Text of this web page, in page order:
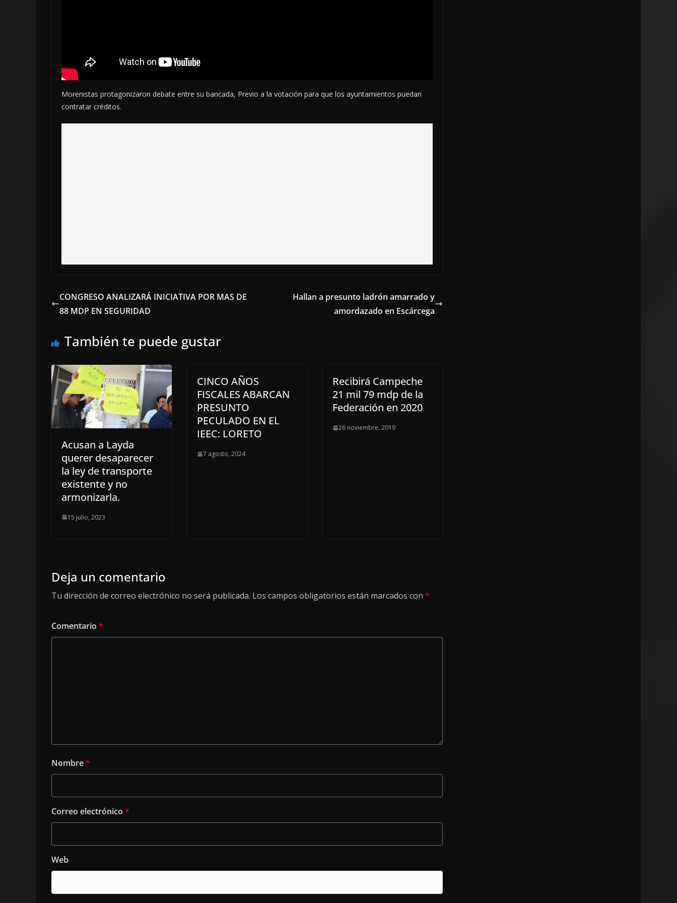
Morenistas protagonizaron debate entre su bancada, Previo a la votación para que los ayuntamientos puedan
contratar créditos.
CONGRESO ANALIZARÁ INICIATIVA POR MAS DE
88 MDP EN SEGURIDAD
Hallan a presunto ladrón amarrado y
amordazado en Escárcega
También te puede gustar
Acusan a Layda
querer desaparecer
la ley de transporte
existente y no
armonizarla.
15 julio, 2023
CINCO AÑOS
FISCALES ABARCAN
PRESUNTO
PECULADO EN EL
IEEC: LORETO
7 agosto, 2024
Recibirá Campeche
21 mil 79 mdp de la
Federación en 2020
26 noviembre, 2019
Deja un comentario
Tu dirección de correo electrónico no será publicada. Los campos obligatorios están marcados con *
Comentario *
Nombre*
Correo electrónico *
Web